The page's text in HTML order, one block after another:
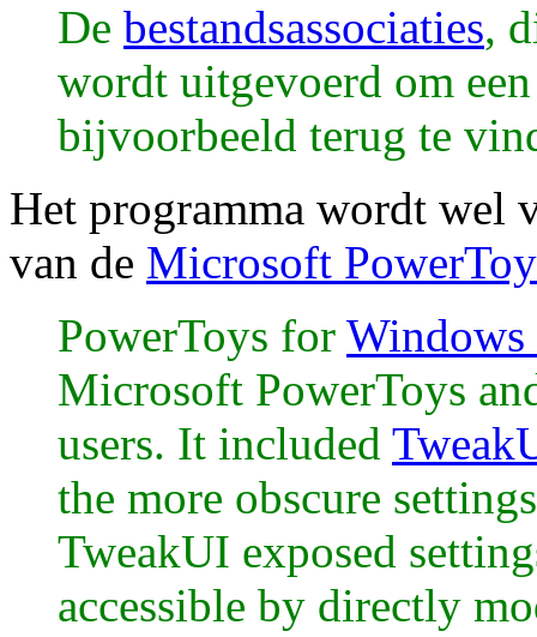
De bestandsassociaties,
wordt uitgevoerd om
bijvoorbeeld terug te
Het programma wordt wel
van de Microsoft
PowerToys for Windows
Microsoft PowerToys
users. It included
the more obscure
TweakUI exposed
accessible by directly